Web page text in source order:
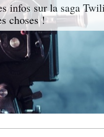
infos sur la saga
choses !